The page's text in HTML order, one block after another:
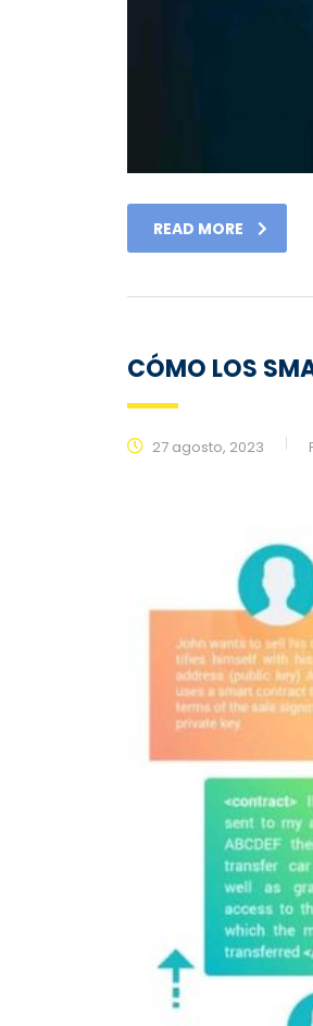
READ MORE
CÓMO LOS
27 agosto, 2023